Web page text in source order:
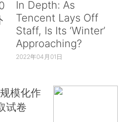
In Depth: As
Tencent Lays Off
Staff, Is Its ‘Winter’
Approaching?
2022年04月01日
模化作
试卷